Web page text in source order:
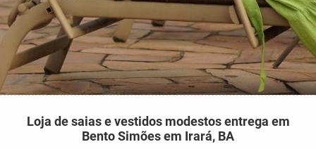
Loja de saias e vestidos modestos entrega em
Bento Simões em Irará, BA